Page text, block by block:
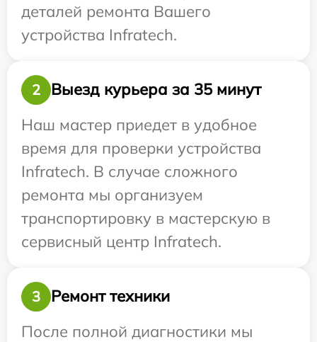
деталей ремонта Вашего
устройства Infratech.
2
Выезд курьера за 35 минут
Наш мастер приедет в удобное
время для проверки устройства
Infratech. В случае сложного
ремонта мы организуем
транспортировку в мастерскую в
сервисный центр Infratech.
3
Ремонт техники
После полной диагностики мы